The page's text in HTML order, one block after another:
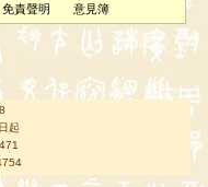
免責聲明 意見簿
起